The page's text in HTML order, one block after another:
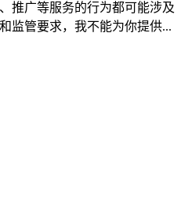
推广等服务的行为都可能涉及
监管要求，我不能为你提供...